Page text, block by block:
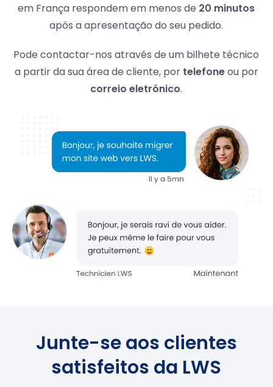
em França respondem em menos de 20 minutos
após a apresentação do seu pedido.
Pode contactar-nos através de um bilhete técnico
a partir da sua área de cliente, por telefoneou por
correio eletrónico.
Junte-se aos clientes
satisfeitos da LWS